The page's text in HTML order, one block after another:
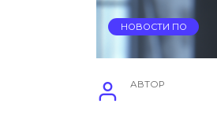
НОВОСТИ ПО
АВТОР